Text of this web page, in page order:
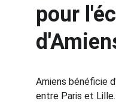
pour
Amiens bénéficie
entre Paris et